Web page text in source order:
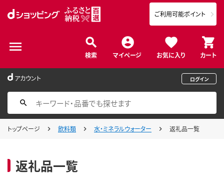
検索 マイページ お気に入り カート
ご利用可能ポイント
アカウント ログイン
トップページ 飲料類 水・ミネラルウォーター 返礼品一覧
返礼品一覧